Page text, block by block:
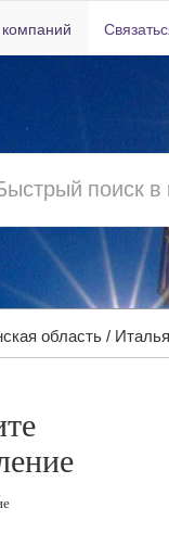
компаний
область/